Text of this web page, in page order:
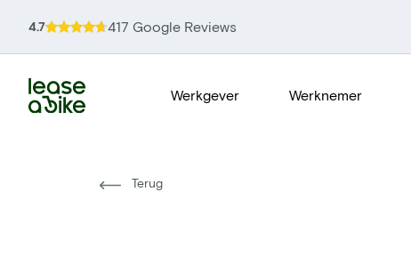
4.7 417 Google Reviews
Werkgever Werknemer
Terug